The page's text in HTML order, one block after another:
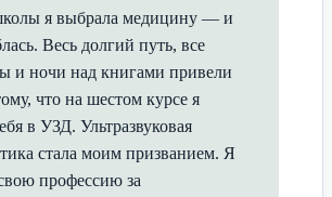
я выбрала медицину — и
Весь долгий путь, все
и ночи над книгами привели
что на шестом курсе я
в УЗД. Ультразвуковая
стала моим призванием. Я
профессию за